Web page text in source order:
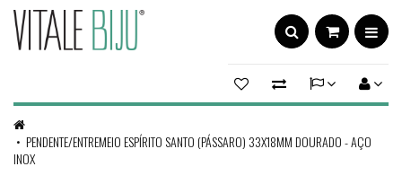
PENDENTE/ENTREMEIO ESPÍRITO SANTO (PÁSSARO) 33X18MM DOURADO - AÇO
INOX